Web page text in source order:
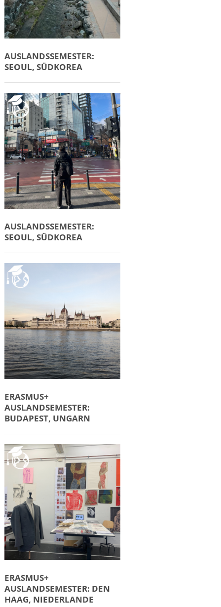
AUSLANDSSEMESTER:
SEOUL, SÜDKOREA
AUSLANDSSEMESTER:
SEOUL, SÜDKOREA
ERASMUS+
AUSLANDSEMESTER:
BUDAPEST, UNGARN
ERASMUS+
AUSLANDSEMESTER: DEN
HAAG, NIEDERLANDE